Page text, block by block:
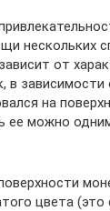
нескольких
от
в
на
ее можно
цвета (это